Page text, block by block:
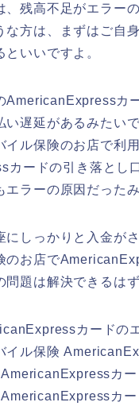
、残高不足がエラー
な方は、まずはご自
いいですよ。
AmericanExpressカ
い遅延があるみたい
イル保険のお店で利
カードの引き落とし
エラーの原因だったみ
にしっかりと入金が
のお店で
題は解決できるはず
カードの
イル保険
AmericanExpressカ
AmericanExpressカ